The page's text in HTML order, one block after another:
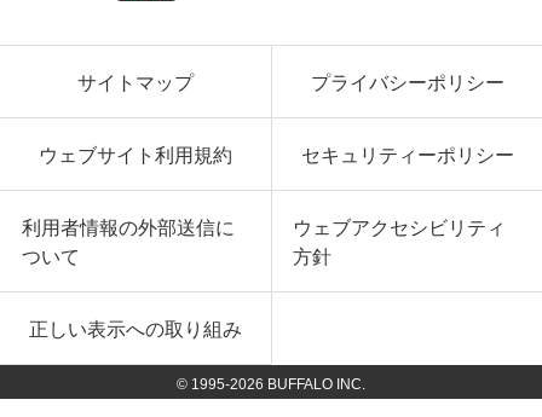
サイトマップ プライバシーポリシー
ウェブサイト利用規約 セキュリティーポリシー
利用者情報の外部送信に
ついて
ウェブアクセシビリティ
方針
正しい表示への取り組み
© 1995-2026 BUFFALO INC.